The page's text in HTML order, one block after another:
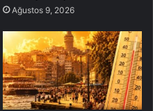
Ağustos 9, 2026